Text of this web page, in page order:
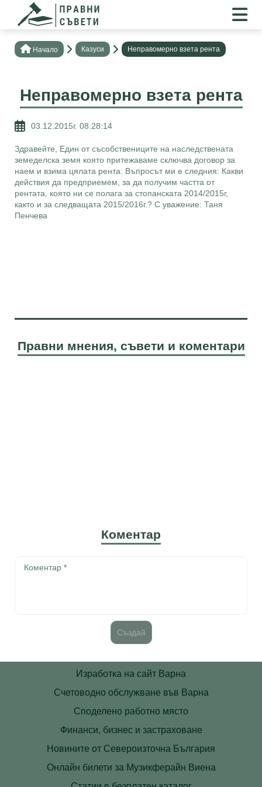
Нaчало Казуси Неправомерно взета рента
Неправомерно взета рента
03.12.2015г. 08:28:14
Здравейте, Един от съсобствениците на наследствената
земеделска земя която притежаваме сключва договор за
наем и взима цялата рента. Въпросът ми е следния: Какви
действия да предприемем, за да получим частта от
рентата, която ни се полага за стопанската 2014/2015г,
както и за следващата 2015/2016г.? С уважение: Таня
Пенчева
Правни мнения, съвети и коментари
Коментар
Изработка на сайт Варна
Счетоводно обслужване във Варна
Споделено работно място
Финанси, бизнес и застраховане
Новините от Североизточна България
Онлайн билети за Музикферайн Виена